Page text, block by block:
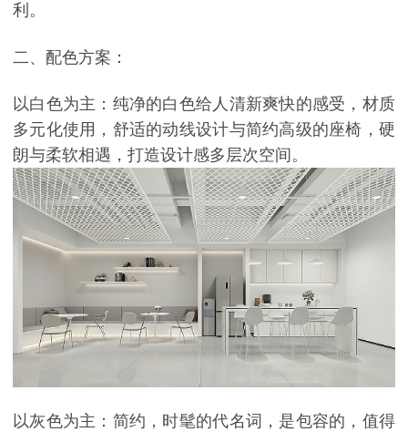
利。
二、配色方案：
以白色为主：纯净的白色给人清新爽快的感受，材质
多元化使用，舒适的动线设计与简约高级的座椅，硬
朗与柔软相遇，打造设计感多层次空间。
以灰色为主：简约，时髦的代名词，是包容的，值得